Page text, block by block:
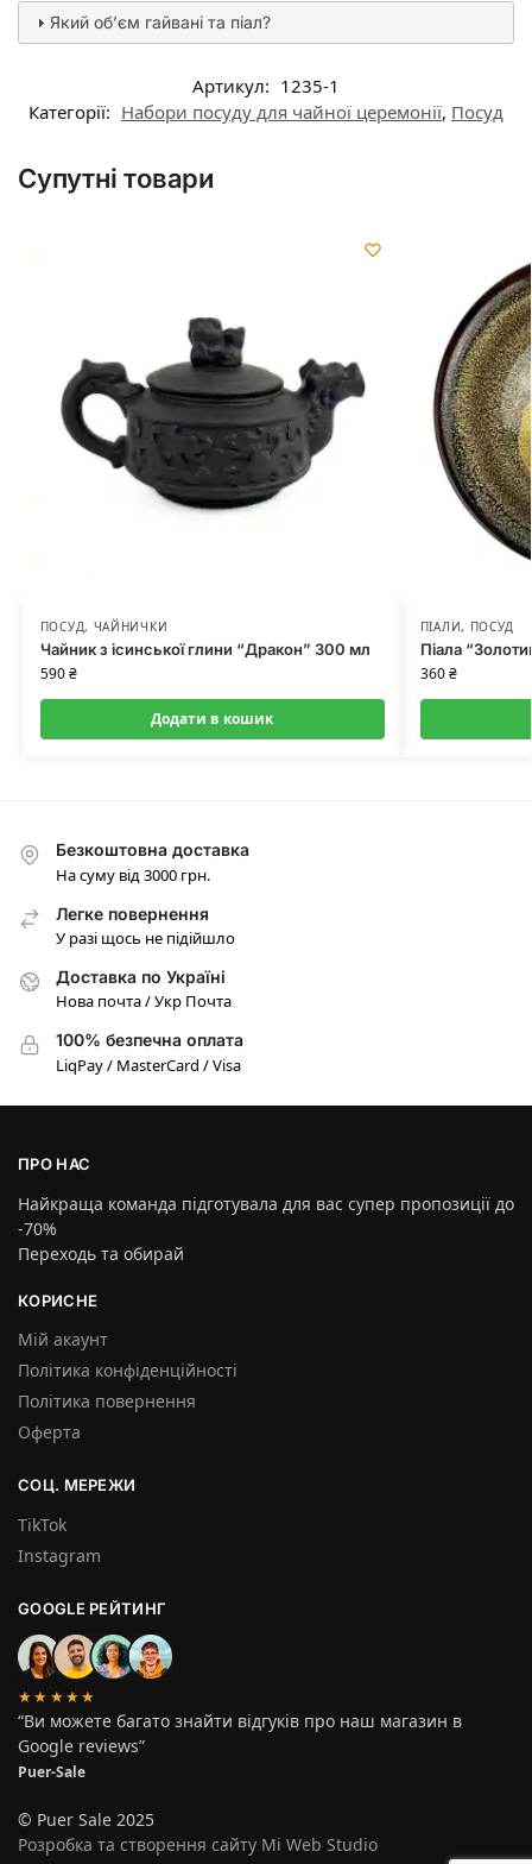
Який обʼєм гайвані та піал?
Артикул: 1235-1
Категорії: Набори посуду для чайної церемонії, Посуд
Супутні товари
ПОСУД, ЧАЙНИЧКИ
Чайник з ісинської глини “Дракон” 300 мл
590₴
Додати в кошик
ПІАЛИ, ПОСУД
Піала
360₴
Безкоштовна доставка
На суму від 3000 грн.
Легке повернення
У разі щось не підійшло
Доставка по Україні
Нова почта / Укр Почта
100% безпечна оплата
LiqPay / MasterCard / Visa
ПРО НАС
Найкраща команда підготувала для вас супер пропозиції до
-70%
Переходь та обирай
КОРИСНЕ
Мій акаунт
Політика конфіденційності
Політика повернення
Оферта
СОЦ. МЕРЕЖИ
TikTok
Instagram
GOOGLE РЕЙТИНГ
★★★★★
“Ви можете багато знайти відгуків про наш магазин в
Google reviews”
Puer-Sale
© Puer Sale 2025
Розробка та створення сайту Mi Web Studio